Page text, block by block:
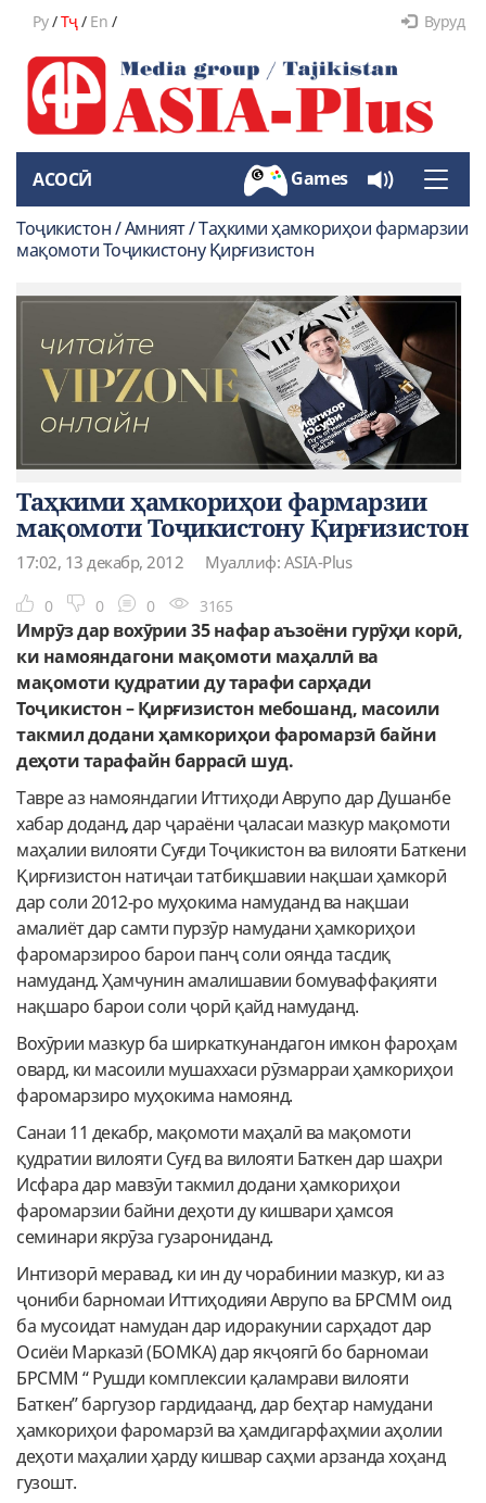
Ру/Тҷ/ En / Вуруд
Toggle
АСОСӢ Games
Тоҷикистон / Амният / Таҳкими ҳамкориҳои фармарзии
мақомоти Тоҷикистону Қирғизистон
Таҳкими ҳамкориҳои фармарзии
мақомоти Тоҷикистону Қирғизистон
17:02, 13 декабр, 2012 Муаллиф: ASIA-Plus
0 0 0 3165
Имрӯз дар вохӯрии 35 нафар аъзоёни гурӯҳи корӣ,
ки намояндагони мақомоти маҳаллӣ ва
мақомоти қудратии ду тарафи сарҳади
Тоҷикистон – Қирғизистон мебошанд, масоили
такмил додани ҳамкориҳои фаромарзӣ байни
деҳоти тарафайн баррасӣ шуд.
Тавре аз намояндагии Иттиҳоди Аврупо дар Душанбе
хабар доданд, дар ҷараёни ҷаласаи мазкур мақомоти
маҳалии вилояти Суғди Тоҷикистон ва вилояти Баткени
Қирғизистон натиҷаи татбиқшавии нақшаи ҳамкорӣ
дар соли 2012-ро муҳокима намуданд ва нақшаи
амалиёт дар самти пурзӯр намудани ҳамкориҳои
фаромарзироо барои панҷ соли оянда тасдиқ
намуданд. Ҳамчунин амалишавии бомуваффақияти
нақшаро барои соли ҷорӣ қайд намуданд.
Вохӯрии мазкур ба ширкаткунандагон имкон фароҳам
овард, ки масоили мушаххаси рӯзмарраи ҳамкориҳои
фаромарзиро муҳокима намоянд.
Санаи 11 декабр, мақомоти маҳалӣ ва мақомоти
қудратии вилояти Суғд ва вилояти Баткен дар шаҳри
Исфара дар мавзӯи такмил додани ҳамкориҳои
фаромарзии байни деҳоти ду кишвари ҳамсоя
семинари якрӯза гузарониданд.
Интизорӣ меравад, ки ин ду чорабинии мазкур, ки аз
ҷониби барномаи Иттиҳодияи Аврупо ва БРСММ оид
ба мусоидат намудан дар идоракунии сарҳадот дар
Осиёи Марказӣ (БОМКA) дар якҷоягӣ бо барномаи
БРСММ “ Рушди комплексии қаламрави вилояти
Баткен” баргузор гардидаанд, дар беҳтар намудани
ҳамкориҳои фаромарзӣ ва ҳамдигарфаҳмии аҳолии
деҳоти маҳалии ҳарду кишвар саҳми арзанда хоҳанд
гузошт.